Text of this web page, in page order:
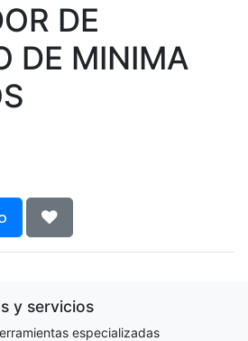
DE
DE MINIMA
y servicios
especializadas